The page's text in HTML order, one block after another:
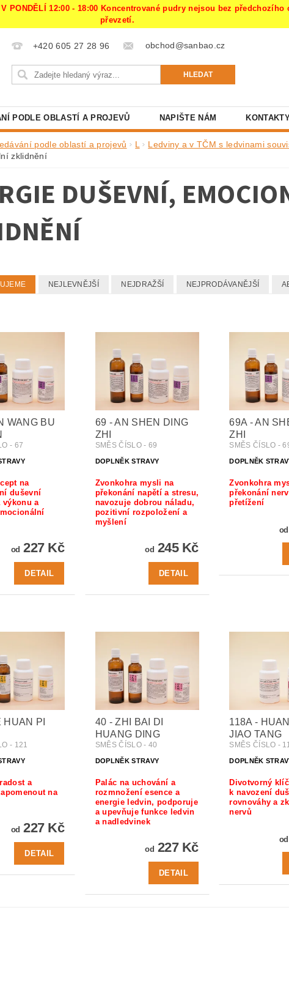
V PONDĚLÍ 12:00 - 18:00 Koncentrované pudry nejsou bez
převzetí.
+420 605 27 28 96 obchod@sanbao.cz
PODLE OBLASTÍ A PROJEVŮ NAPIŠTE NÁM
podle oblastí a projevů L Ledviny a v TČM s ledvinami
zklidnění
DUŠEVNÍ,
NEJLEVNĚJŠÍ NEJDRAŽŠÍ NEJPRODÁVANĚJŠÍ
WANG BU
- 67
na
duševní
výkonu a
od 227 Kč
DETAIL
69 - AN SHEN DING
ZHI
SMĚS ČÍSLO - 69
DOPLNĚK STRAVY
Zvonkohra mysli na
překonání napětí a stresu,
navozuje dobrou náladu,
pozitivní rozpoložení a
myšlení
od 245 Kč
DETAIL
69A - AN
ZHI
SMĚS ČÍSLO -
DOPLNĚK
Zvonkohra
překonání
přetížení
od
HUAN PI
- 121
a
na
od 227 Kč
DETAIL
40 - ZHI BAI DI
HUANG DING
SMĚS ČÍSLO - 40
DOPLNĚK STRAVY
Palác na uchování a
rozmnožení esence a
energie ledvin, podporuje
a upevňuje funkce ledvin
a nadledvinek
od 227 Kč
DETAIL
118A -
JIAO TANG
SMĚS ČÍSLO -
DOPLNĚK
Divotvorný klíč
k navození
rovnováhy a
nervů
od